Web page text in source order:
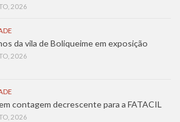
2026
da vila de Boliqueime em exposição
2026
contagem decrescente para a FATACIL
2026